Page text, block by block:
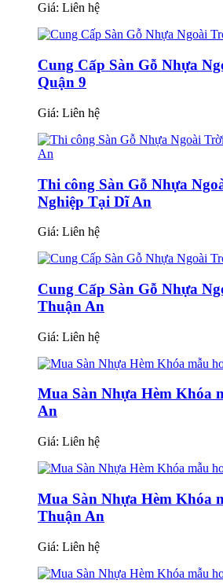
Giá: Liên hệ
Cung Cấp Sàn Gỗ Nhựa
Quận 9
Giá: Liên hệ
Thi công Sàn Gỗ Nhựa
Nghiệp Tại Dĩ An
Giá: Liên hệ
Cung Cấp Sàn Gỗ Nhựa
Thuận An
Giá: Liên hệ
Mua Sàn Nhựa Hèm Khóa
An
Giá: Liên hệ
Mua Sàn Nhựa Hèm Khóa
Thuận An
Giá: Liên hệ